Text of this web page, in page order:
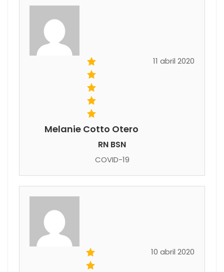
Melanie Cotto Otero
11 abril 2020
RN BSN
COVID-19
10 abril 2020